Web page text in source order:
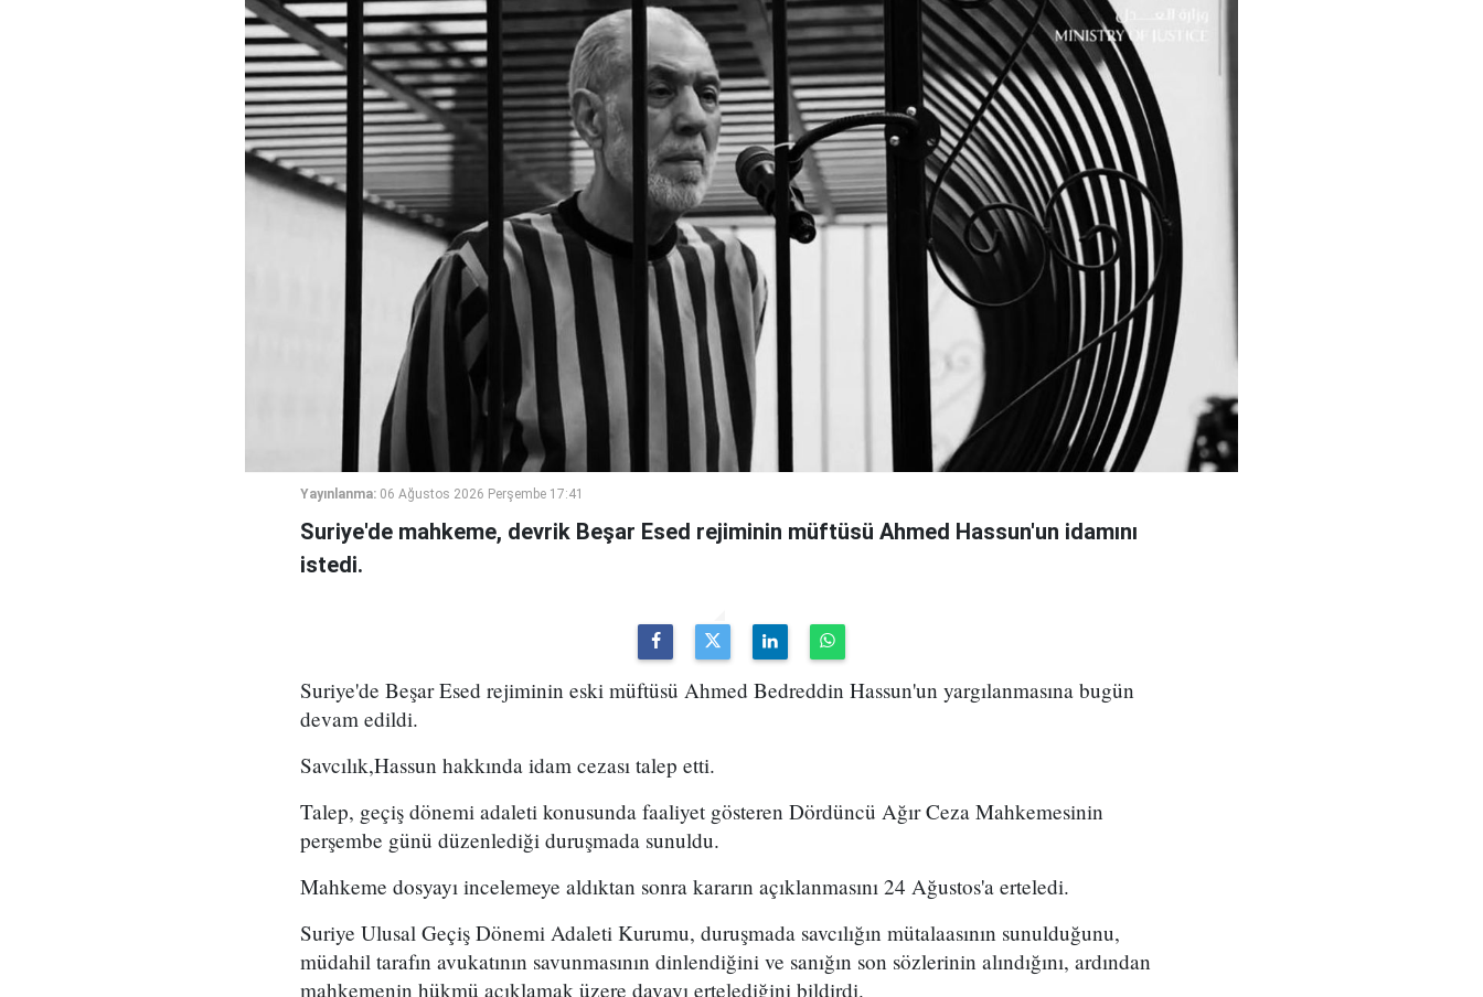
Yayınlanma: 06 Ağustos 2026 Perşembe 17:41
Suriye'de mahkeme, devrik Beşar Esed rejiminin müftüsü Ahmed Hassun'un idamını
istedi.
Suriye'de Beşar Esed rejiminin eski müftüsü Ahmed Bedreddin Hassun'un yargılanmasına bugün
devam edildi.
Savcılık,Hassun hakkında idam cezası talep etti.
Talep, geçiş dönemi adaleti konusunda faaliyet gösteren Dördüncü Ağır Ceza Mahkemesinin
perşembe günü düzenlediği duruşmada sunuldu.
Mahkeme dosyayı incelemeye aldıktan sonra kararın açıklanmasını 24 Ağustos'a erteledi.
Suriye Ulusal Geçiş Dönemi Adaleti Kurumu, duruşmada savcılığın mütalaasının sunulduğunu,
müdahil tarafın avukatının savunmasının dinlendiğini ve sanığın son sözlerinin alındığını, ardından
mahkemenin hükmü açıklamak üzere davayı ertelediğini bildirdi.